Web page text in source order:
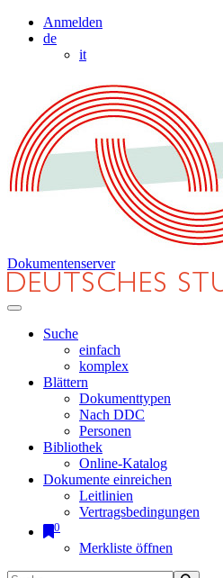
Anmelden
de
it
Dokumentenserver
Suche
einfach
komplex
Blättern
Dokumenttypen
Nach DDC
Personen
Bibliothek
Online-Katalog
Dokumente einreichen
Leitlinien
Vertragsbedingungen
0
Merkliste öffnen